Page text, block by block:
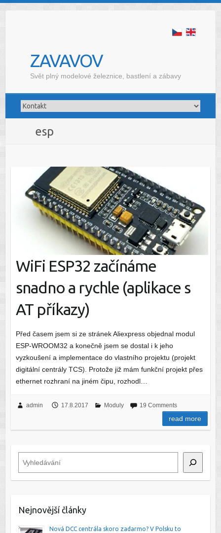
ZAVAVOV
Svět plný modelové železnice, bastlení a zábavy
esp
WiFi ESP32 začínáme
snadno a rychle (aplikace s
AT příkazy)
Před časem jsem si ze stránek Aliexpress objednal modul
ESP-WROOM32 a konečně jsem se dostal i k jeho
vyzkoušení a implementace do vlastního projektu (projekt
digitální centrály TCS). Protože již mám funkční projekt přes
ethernet rozhraní na jiném čipu, rozhodl…
admin 17.8.2017 Moduly 19 Comments
read more
Nejnovější články
Nová DCC centrála skoro zadarmo? V Polsku to